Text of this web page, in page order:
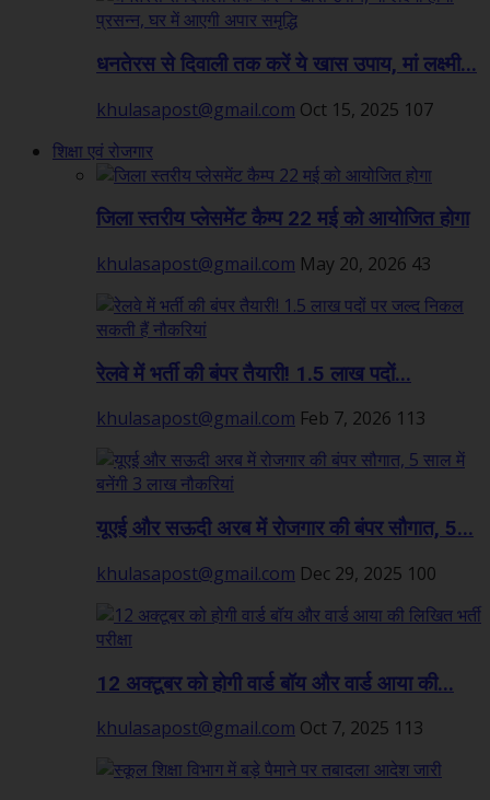
धनतेरस से दिवाली तक करें ये खास उपाय, मां लक्ष्मी...
khulasapost@gmail.com Oct 15, 2025 107
शिक्षा एवं रोजगार
जिला स्तरीय प्लेसमेंट कैम्प 22 मई को आयोजित होगा
khulasapost@gmail.com May 20, 2026 43
रेलवे में भर्ती की बंपर तैयारी! 1.5 लाख पदों...
khulasapost@gmail.com Feb 7, 2026 113
यूएई और सऊदी अरब में रोजगार की बंपर सौगात, 5...
khulasapost@gmail.com Dec 29, 2025 100
12 अक्टूबर को होगी वार्ड बॉय और वार्ड आया की...
khulasapost@gmail.com Oct 7, 2025 113